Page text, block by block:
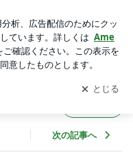
ブログ
通知
を受け取りまし
開く
次の記事へ